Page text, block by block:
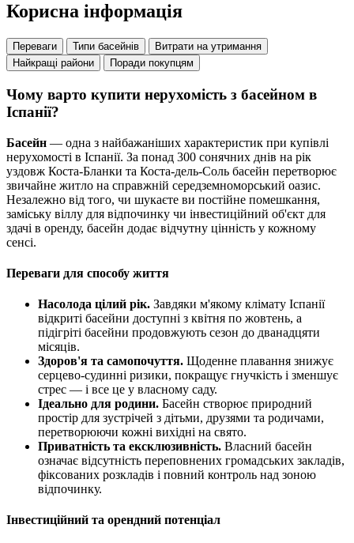
Корисна інформація
Переваги Типи басейнів
Витрати на утримання
Найкращі райони
Поради покупцям
Чому варто купити нерухомість з басейном в
Іспанії?
Басейн — одна з найбажаніших характеристик при купівлі
нерухомості в Іспанії. За понад 300 сонячних днів на рік
уздовж Коста-Бланки та Коста-дель-Соль басейн перетворює
звичайне житло на справжній середземноморський оазис.
Незалежно від того, чи шукаєте ви постійне помешкання,
заміську віллу для відпочинку чи інвестиційний об'єкт для
здачі в оренду, басейн додає відчутну цінність у кожному
сенсі.
Переваги для способу життя
Насолода цілий рік. Завдяки м'якому клімату Іспанії
відкриті басейни доступні з квітня по жовтень, а
підігріті басейни продовжують сезон до дванадцяти
місяців.
Здоров'я та самопочуття. Щоденне плавання знижує
серцево-судинні ризики, покращує гнучкість і зменшує
стрес — і все це у власному саду.
Ідеально для родини. Басейн створює природний
простір для зустрічей з дітьми, друзями та родичами,
перетворюючи кожні вихідні на свято.
Приватність та ексклюзивність. Власний басейн
означає відсутність переповнених громадських закладів,
фіксованих розкладів і повний контроль над зоною
відпочинку.
Інвестиційний та орендний потенціал